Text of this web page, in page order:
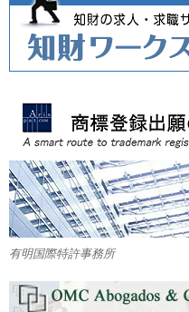
有明国際特許事務所